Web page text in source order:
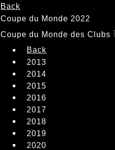
Back
Coupe du Monde 2022
Coupe du Monde des Clubs
Back
2013
2014
2015
2016
2017
2018
2019
2020